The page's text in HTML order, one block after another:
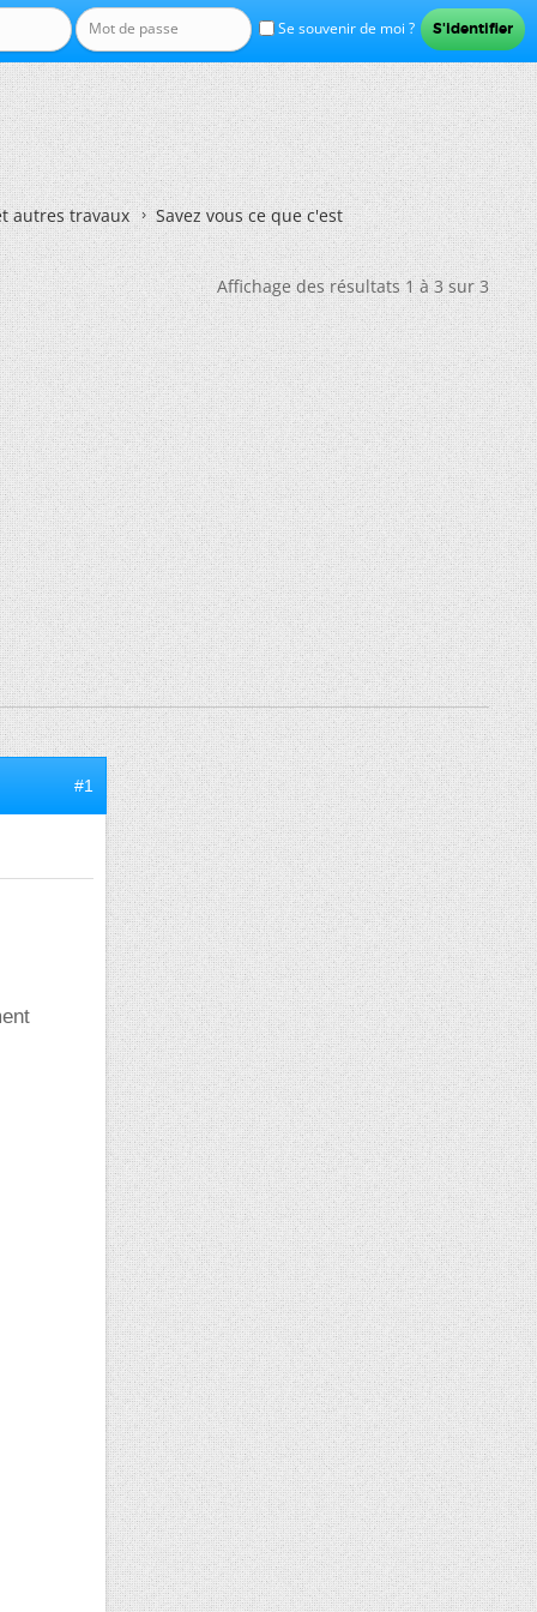
Se souvenir de moi ?
autres travaux Savez vous ce que c'est
Affichage des résultats 1 à 3 sur 3
#1